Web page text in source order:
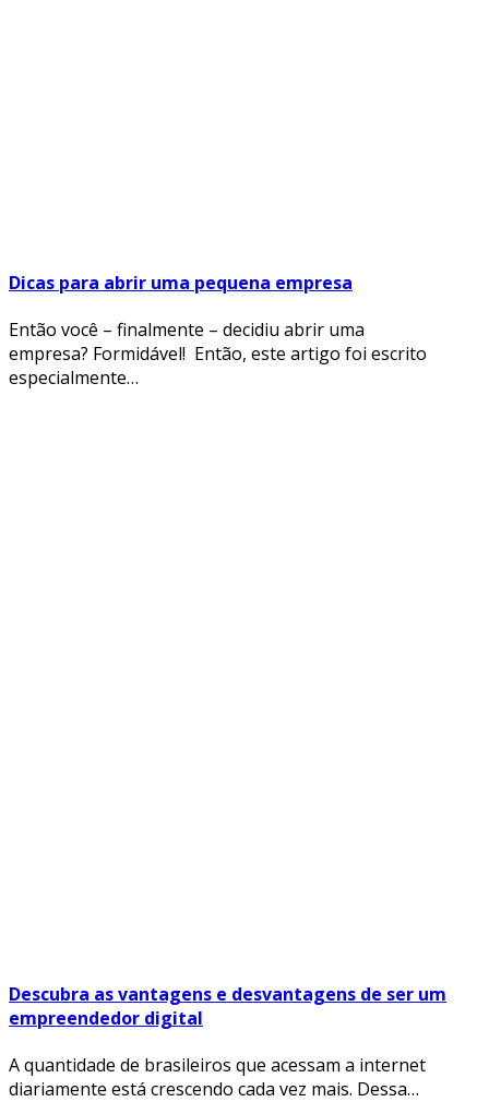
Dicas para abrir uma pequena empresa
Então você – finalmente – decidiu abrir uma
empresa? Formidável! Então, este artigo foi escrito
especialmente…
Descubra as vantagens e desvantagens de ser um
empreendedor digital
A quantidade de brasileiros que acessam a internet
diariamente está crescendo cada vez mais. Dessa…